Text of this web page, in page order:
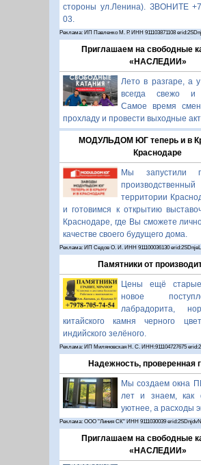
стороны ул.Ленина). ЗВОНИТЕ
03.
Реклама: ИП Павленко М. Р. ИНН 911103871108
Приглашаем на свободные
«НАСЛЕДИИ»
Лето в разгаре, а
всегда свежо и
Самое время
прохладу и провести выходные
МОДУЛЬДОМ ЮГ теперь и в
Краснодаре
Мы запустили
территории
и готовимся к открытию
Краснодаре, где Вы сможете
качестве своего будущего дома.
Реклама: ИП Седов О. И. ИНН 911100036130
Памятники от
Цены ещё
новое
лабрадорита,
китайского камня черного
индийского зелёного.
Реклама: ИП Миляновская Н. С. ИНН:911104727675
Надежность, проверенная
Мы создаем окна
лет и знаем, как
уютнее, а расходы
Реклама: ООО "Линия СК" ИНН 9111030039
Приглашаем на свободные
«НАСЛЕДИИ»